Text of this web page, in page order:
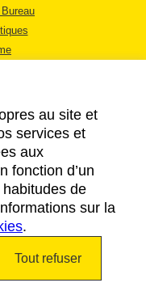
au site et
services et
aux
fonction d’un
de
sur la
.
Tout refuser